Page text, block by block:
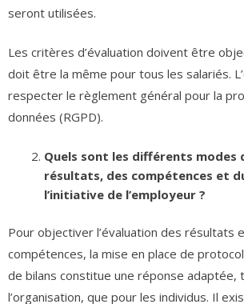
seront utilisées.
Les critères d’évaluation doivent être
doit être la même pour tous les salariés.
respecter le règlement général pour la
données (RGPD).
Quels sont les différents modes
résultats, des compétences et
l’initiative de l’employeur ?
Pour objectiver l’évaluation des résultats
compétences, la mise en place de
de bilans constitue une réponse adaptée,
l’organisation, que pour les individus. Il